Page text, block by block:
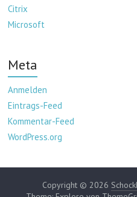
Citrix
Microsoft
Meta
Anmelden
Eintrags-Feed
Kommentar-Feed
WordPress.org
Copyright © 2026